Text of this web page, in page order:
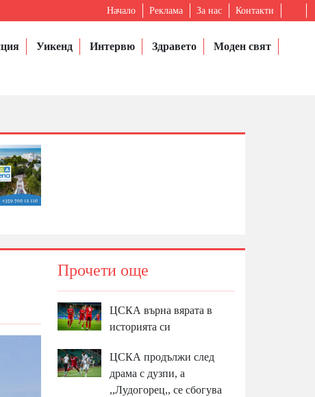
Начало Реклама За нас Контакти
Уикенд Интервю Здравето
Моден свят
Прочети още
ЦСКА върна вярата в
историята си
ЦСКА продължи след
драма с дузпи, а
,,Лудогорец,, се сбогува